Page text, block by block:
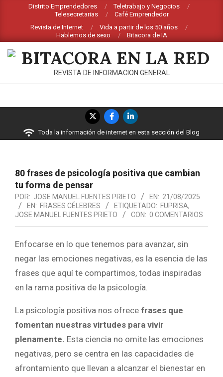
contenido
Distrito Emprendedores
Teletrabajo y Negocios
Telesecretarias
Café Emprendedor
Revista de Internet
Vida a partir de los 50 años
Hablemos de sexo
Bitacora de IA
BITACORA
LA
RED
REVISTA DE INFORMACION GENERAL
navegación
Toda la información de internet en esta sección del Blog
80 frases de psicología positiva que cambian
tu forma de pensar
POR: JOSE MANUEL FUENTES PRIETO EN: 21/08/2025
EN: FRASES CÉLEBRES ETIQUETADO: FUPRISA,
JOSE MANUEL FUENTES PRIETO
CON: 0 COMENTARIOS
Enfocarse en lo que tenemos para avanzar, sin
negar las emociones negativas, es la esencia de las
frases que aquí te compartimos, todas inspiradas
en la rama positiva de la psicología.
La psicología positiva nos ofrece frases que
fomentan nuestras virtudes para vivir
plenamente. Esta ciencia no omite las emociones
negativas, pero se centra en las capacidades de
afrontamiento que llevan a alcanzar el bienestar en